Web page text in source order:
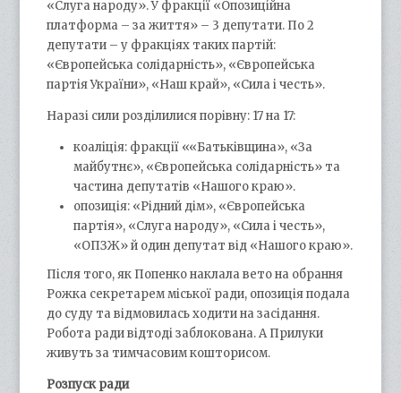
«Слуга народу». У фракції «Опозиційна
платформа – за життя» – 3 депутати. По 2
депутати – у фракціях таких партій:
«Європейська солідарність», «Європейська
партія України», «Наш край», «Сила і честь».
Наразі сили розділилися порівну: 17 на 17:
коаліція: фракції ««Батьківщина», «За
майбутнє», «Європейська солідарність» та
частина депутатів «Нашого краю».
опозиція: «Рідний дім», «Європейська
партія», «Слуга народу», «Сила і честь»,
«ОПЗЖ» й один депутат від «Нашого краю».
Після того, як Попенко наклала вето на обрання
Рожка секретарем міської ради, опозиція подала
до суду та відмовилась ходити на засідання.
Робота ради відтоді заблокована. А Прилуки
живуть за тимчасовим кошторисом.
Розпуск ради